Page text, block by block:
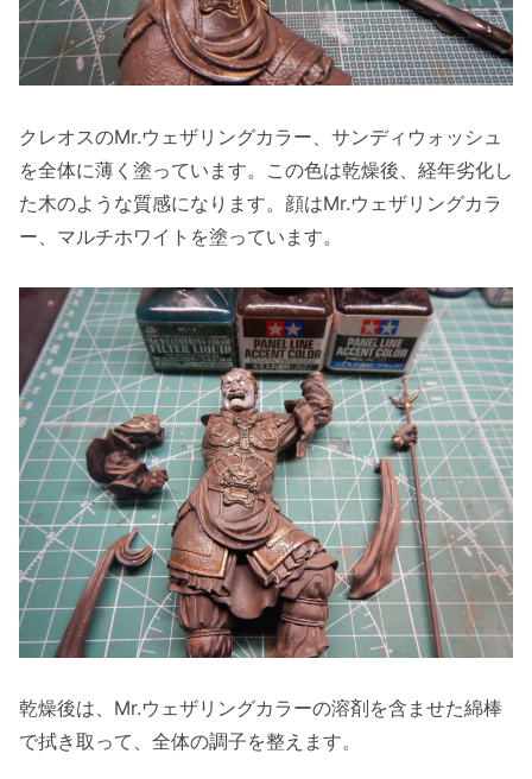
クレオスのMr.ウェザリングカラー、サンディウォッシュ
を全体に薄く塗っています。この色は乾燥後、経年劣化し
た木のような質感になります。顔はMr.ウェザリングカラ
ー、マルチホワイトを塗っています。
乾燥後は、Mr.ウェザリングカラーの溶剤を含ませた綿棒
で拭き取って、全体の調子を整えます。